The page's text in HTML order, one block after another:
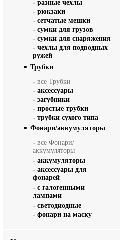
- разные чехлы
- рюкзаки
- сетчатые мешки
- сумки для грузов
- сумки для снаряжения
- чехлы для подводных
ружей
Трубки
- все Трубки
- аксессуары
- загубники
- простые трубки
- трубки сухого типа
Фонари/аккумуляторы
- все Фонари/
аккумуляторы
- аккумуляторы
- аксессуары для
фонарей
- с галогенными
лампами
- светодиодные
- фонари на маску